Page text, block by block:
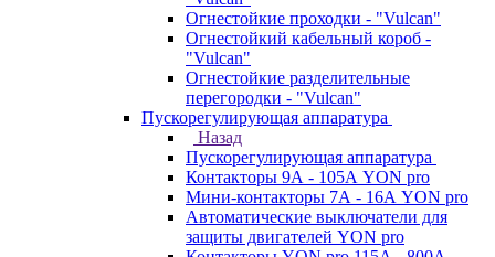
Огнестойкие проходки - "Vulcan"
Огнестойкий кабельный короб -
"Vulcan"
Огнестойкие разделительные
перегородки - "Vulcan"
Пускорегулирующая аппаратура
Назад
Пускорегулирующая аппаратура
Контакторы 9А - 105А YON pro
Мини-контакторы 7А - 16А YON pro
Автоматические выключатели для
защиты двигателей YON pro